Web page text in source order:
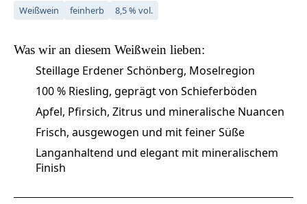
Weißwein feinherb 8,5 % vol.
Was wir an diesem Weißwein lieben:
Steillage Erdener Schönberg, Moselregion
100 % Riesling, geprägt von Schieferböden
Apfel, Pfirsich, Zitrus und mineralische Nuancen
Frisch, ausgewogen und mit feiner Süße
Langanhaltend und elegant mit mineralischem
Finish